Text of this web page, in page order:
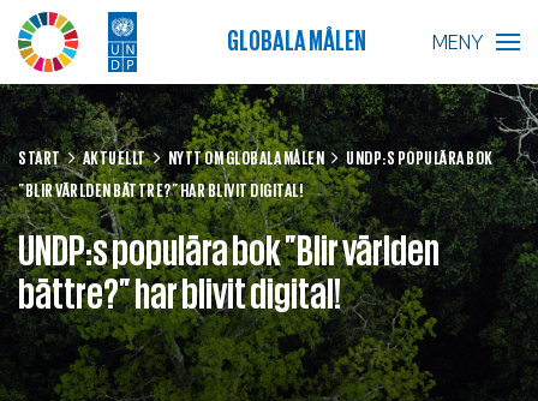
GLOBALA MÅLEN MENY
BLIR VÄRLDEN BÄTTRE?
GLOBALA MÅLEN
SKOLA
FÖRETAG
RESURSER
START AKTUELLT NYTT OM GLOBALA MÅLEN
UNDP:S POPULÄRA BOK
”BLIR VÄRLDEN BÄTTRE?” HAR BLIVIT DIGITAL!
UNDP:s populära bok ”Blir världen
bättre?” har blivit digital!